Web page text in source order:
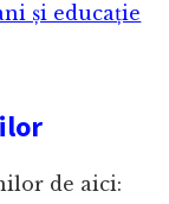
și educație
de aici: